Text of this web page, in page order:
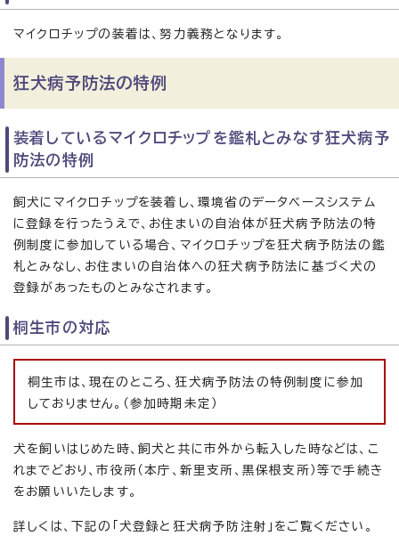
マイクロチップの装着は、努力義務となります。
狂犬病予防法の特例
装着しているマイクロチップを鑑札とみなす狂犬病予
防法の特例
飼犬にマイクロチップを装着し、環境省のデータベースシステム
に登録を行ったうえで、お住まいの自治体が狂犬病予防法の特
例制度に参加している場合、マイクロチップを狂犬病予防法の鑑
札とみなし、お住まいの自治体への狂犬病予防法に基づく犬の
登録があったものとみなされます。
桐生市の対応
桐生市は、現在のところ、狂犬病予防法の特例制度に参加
しておりません。（参加時期未定）
犬を飼いはじめた時、飼犬と共に市外から転入した時などは、こ
れまでどおり、市役所（本庁、新里支所、黒保根支所）等で手続き
をお願いいたします。
詳しくは、下記の「犬登録と狂犬病予防注射」をご覧ください。